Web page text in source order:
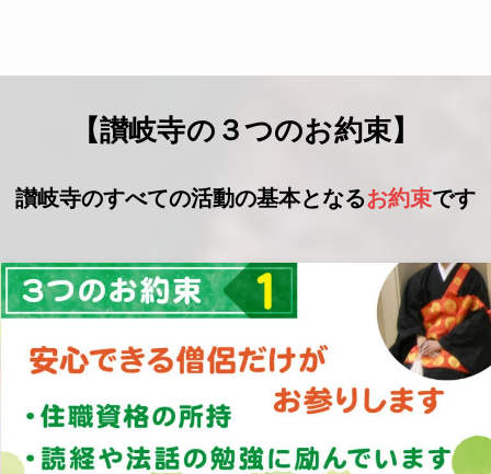
【讃岐寺の３つのお約束】
讃岐寺のすべての活動の基本となるお約束です